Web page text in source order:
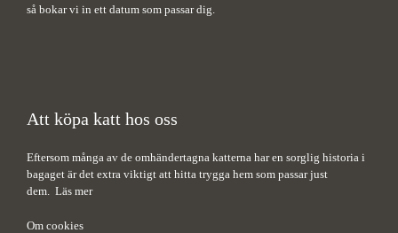
så bokar vi in ett datum som passar dig.
Att köpa katt hos oss
Eftersom många av de omhändertagna katterna har en sorglig historia i
bagaget är det extra viktigt att hitta trygga hem som passar just
dem. Läs mer
Om cookies